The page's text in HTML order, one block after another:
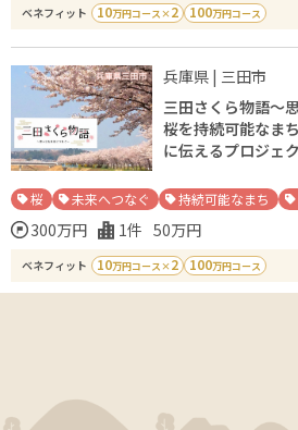
ベネフィット 10万円コース×2 100万円コース
兵庫県 | 三田市
三田さくら物語〜
桜を持続可能なま
に伝えるプロジェ
桜 未来へつなぐ 持続可能なまち
300万円 1件 50万円
ベネフィット 10万円コース×2 100万円コース